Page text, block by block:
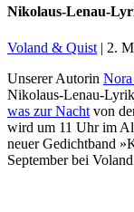
Nikolaus-Lenau-
Voland & Quist | 2.
Unserer Autorin
Nikolaus-Lenau-
was zur Nacht von
wird um 11 Uhr im
neuer Gedichtband
September bei